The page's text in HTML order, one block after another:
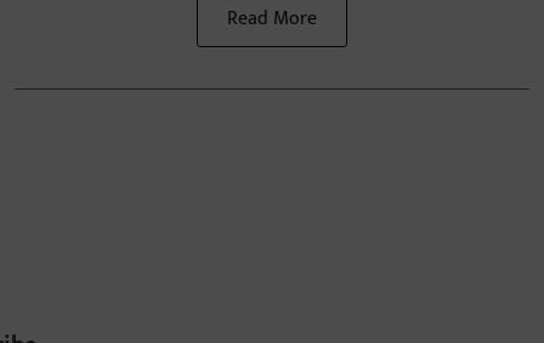
Read More